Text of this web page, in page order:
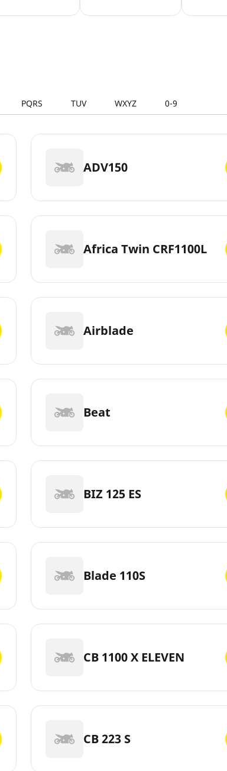
PQRS TUV WXYZ 0-9
ADV150
Africa Twin CRF1100L
Airblade
Beat
BIZ 125 ES
Blade 110S
CB 1100 X ELEVEN
CB 223 S